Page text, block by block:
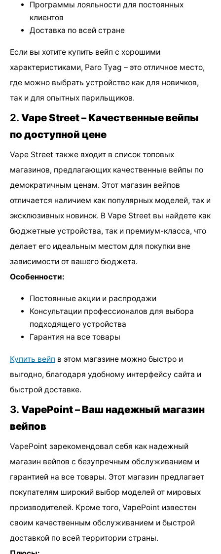
Программы лояльности для постоянных
клиентов
Доставка по всей стране
Если вы хотите купить вейп с хорошими
характеристиками, Paro Tyag – это отличное место,
где можно выбрать устройство как для новичков,
так и для опытных парильщиков.
2. Vape Street – Качественные вейпы
по доступной цене
Vape Street также входит в список топовых
магазинов, предлагающих качественные вейпы по
демократичным ценам. Этот магазин вейпов
отличается наличием как популярных моделей, так и
эксклюзивных новинок. В Vape Street вы найдете как
бюджетные устройства, так и премиум-класса, что
делает его идеальным местом для покупки вне
зависимости от вашего бюджета.
Особенности:
Постоянные акции и распродажи
Консультации профессионалов для выбора
подходящего устройства
Гарантия на все товары
Купить вейп в этом магазине можно быстро и
выгодно, благодаря удобному интерфейсу сайта и
быстрой доставке.
3. VapePoint – Ваш надежный магазин
вейпов
VapePoint зарекомендовал себя как надежный
магазин вейпов с безупречным обслуживанием и
гарантией на все товары. Этот магазин предлагает
покупателям широкий выбор моделей от мировых
производителей. Кроме того, VapePoint известен
своим качественным обслуживанием и быстрой
доставкой по всей территории страны.